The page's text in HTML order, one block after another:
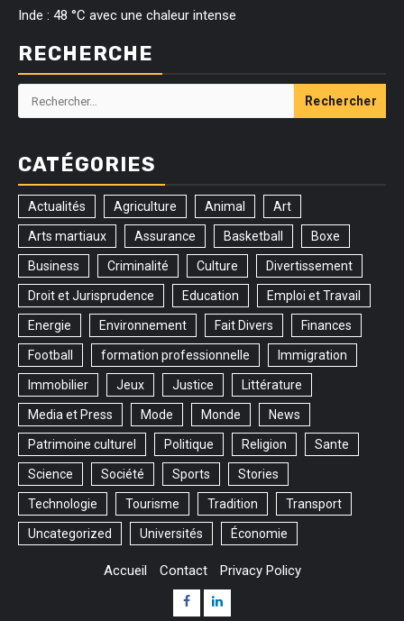
Inde : 48 °C avec une chaleur intense
RECHERCHE
Rechercher :
CATÉGORIES
Actualités Agriculture Animal Art
Arts martiaux Assurance Basketball Boxe
Business Criminalité Culture Divertissement
Droit et Jurisprudence Education Emploi et Travail
Energie Environnement Fait Divers Finances
Football formation professionnelle Immigration
Immobilier Jeux Justice Littérature
Media et Press Mode Monde News
Patrimoine culturel Politique Religion Sante
Science Société Sports Stories
Technologie Tourisme Tradition Transport
Uncategorized Universités Économie
Accueil Contact
Privacy Policy
FacebookLinkedin